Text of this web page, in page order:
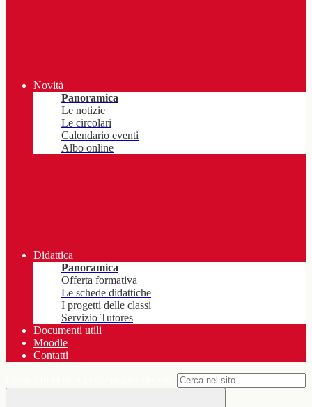
Novità
Panoramica
Le notizie
Le circolari
Calendario eventi
Albo online
Didattica
Panoramica
Offerta formativa
Le schede didattiche
I progetti delle classi
Servizio Tutores
Documenti utili
Moodle
Contatti